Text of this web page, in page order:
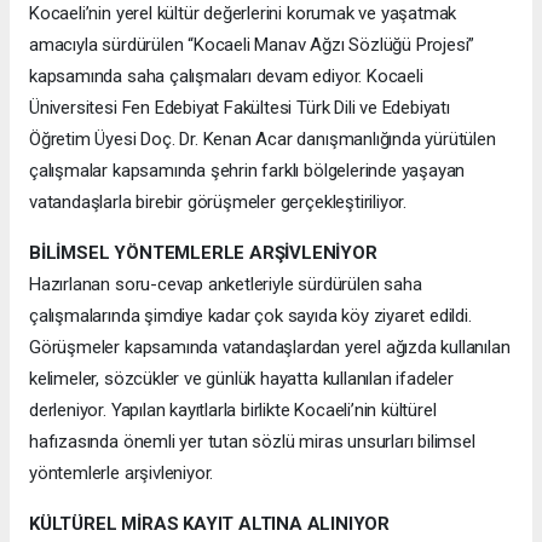
Kocaeli’nin yerel kültür değerlerini korumak ve yaşatmak
amacıyla sürdürülen “Kocaeli Manav Ağzı Sözlüğü Projesi”
kapsamında saha çalışmaları devam ediyor. Kocaeli
Üniversitesi Fen Edebiyat Fakültesi Türk Dili ve Edebiyatı
Öğretim Üyesi Doç. Dr. Kenan Acar danışmanlığında yürütülen
çalışmalar kapsamında şehrin farklı bölgelerinde yaşayan
vatandaşlarla birebir görüşmeler gerçekleştiriliyor.
BİLİMSEL YÖNTEMLERLE ARŞİVLENİYOR
Hazırlanan soru-cevap anketleriyle sürdürülen saha
çalışmalarında şimdiye kadar çok sayıda köy ziyaret edildi.
Görüşmeler kapsamında vatandaşlardan yerel ağızda kullanılan
kelimeler, sözcükler ve günlük hayatta kullanılan ifadeler
derleniyor. Yapılan kayıtlarla birlikte Kocaeli’nin kültürel
hafızasında önemli yer tutan sözlü miras unsurları bilimsel
yöntemlerle arşivleniyor.
KÜLTÜREL MİRAS KAYIT ALTINA ALINIYOR